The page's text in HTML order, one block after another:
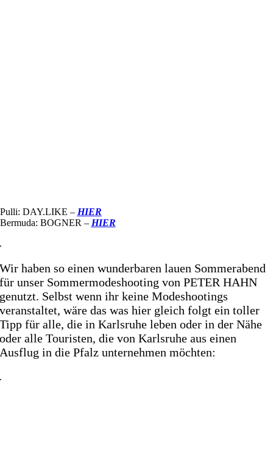
Pulli: DAY.LIKE – HIER
Bermuda: BOGNER – HIER
.
Wir haben so einen wunderbaren lauen Sommerabend
für unser Sommermodeshooting von PETER HAHN
genutzt. Selbst wenn ihr keine Modeshootings
veranstaltet, wäre das was hier gleich folgt ein toller
Tipp für alle, die in Karlsruhe leben oder in der Nähe
oder alle Touristen, die von Karlsruhe aus einen
Ausflug in die Pfalz unternehmen möchten:
.